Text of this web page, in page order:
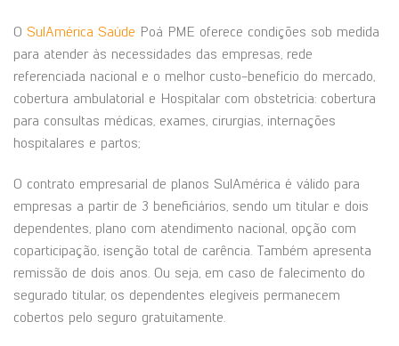
O SulAmérica Saúde Poá PME oferece condições sob medida
para atender às necessidades das empresas, rede
referenciada nacional e o melhor custo-benefício do mercado,
cobertura ambulatorial e Hospitalar com obstetrícia: cobertura
para consultas médicas, exames, cirurgias, internações
hospitalares e partos;
O contrato empresarial de planos SulAmérica é válido para
empresas a partir de 3 beneficiários, sendo um titular e dois
dependentes, plano com atendimento nacional, opção com
coparticipação, isenção total de carência. Também apresenta
remissão de dois anos. Ou seja, em caso de falecimento do
segurado titular, os dependentes elegíveis permanecem
cobertos pelo seguro gratuitamente.